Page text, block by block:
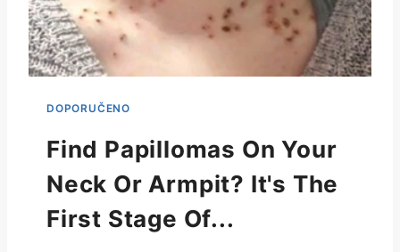
Find Papillomas On Your
Neck Or Armpit? It's The
First Stage Of...